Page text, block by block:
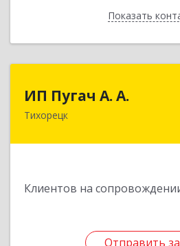
ПоказатьНазад
ИП Пугач А. А.
Тихорецк
Клиентов на
Отправить
352114, Краснодарский
Отправить